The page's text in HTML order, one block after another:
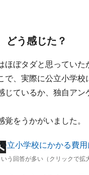
どう感じた？
ほぼタダと思ってい
で、実際に公立小学
ているか、独自アン
をうかがいました。
う回答が多い（クリックで拡